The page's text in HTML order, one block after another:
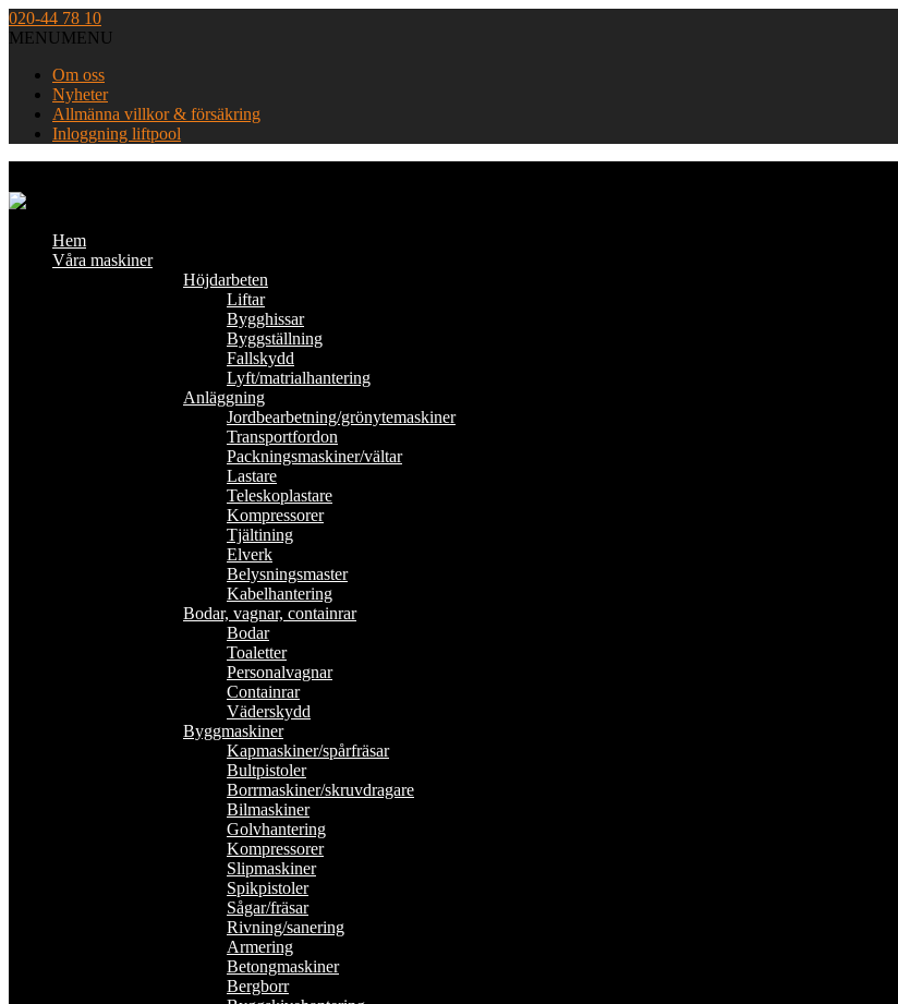
Skip
to
020-44 78 10
MENUMENU
Om oss
Nyheter
Allmänna villkor & försäkring
Inloggning liftpool
Hem
Våra maskiner
Höjdarbeten
Liftar
Bygghissar
Byggställning
Fallskydd
Lyft/matrialhantering
Anläggning
Jordbearbetning/grönytemaskiner
Transportfordon
Packningsmaskiner/vältar
Lastare
Teleskoplastare
Kompressorer
Tjältining
Elverk
Belysningsmaster
Kabelhantering
Bodar, vagnar, containrar
Bodar
Toaletter
Personalvagnar
Containrar
Väderskydd
Byggmaskiner
Kapmaskiner/spårfräsar
Bultpistoler
Borrmaskiner/skruvdragare
Bilmaskiner
Golvhantering
Kompressorer
Slipmaskiner
Spikpistoler
Sågar/fräsar
Rivning/sanering
Armering
Betongmaskiner
Bergborr